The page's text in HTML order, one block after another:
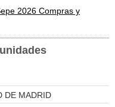
2026 Compras y
DE MADRID